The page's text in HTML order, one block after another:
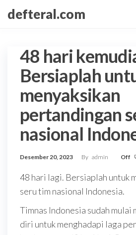
Skip
content
defteral.com
48 hari
Bersiaplah
menyaksikan
pertandingan
nasional
Desember 20, 2023 By admin Off
48 hari lagi. Bersiaplah untuk
seru tim nasional Indonesia.
Timnas Indonesia sudah mulai
diri untuk menghadapi laga